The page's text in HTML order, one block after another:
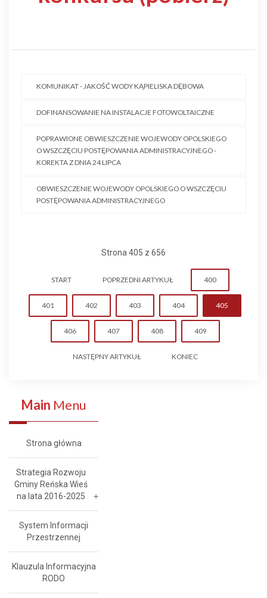
KOMUNIKAT - JAKOŚĆ WODY KĄPIELISKA DĘBOWA
DOFINANSOWANIE NA INSTALACJE FOTOWOLTAICZNE
POPRAWIONE OBWIESZCZENIE WOJEWODY OPOLSKIEGO
O WSZCZĘCIU POSTĘPOWANIA ADMINISTRACYJNEGO -
KOREKTA Z DNIA 24 LIPCA
OBWIESZCZENIE WOJEWODY OPOLSKIEGO O WSZCZĘCIU
POSTĘPOWANIA ADMINISTRACYJNEGO
Strona 405 z 656
START POPRZEDNI ARTYKUŁ 400
401 402 403 404 405
406 407 408 409
NASTĘPNY ARTYKUŁ KONIEC
Main Menu
Strona główna
Strategia Rozwoju
Gminy Reńska Wieś
na lata 2016-2025
System Informacji
Przestrzennej
Klauzula Informacyjna
RODO